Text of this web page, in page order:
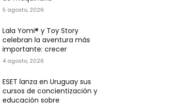
5 agosto, 2026
Lala Yomi® y Toy Story
celebran la aventura más
importante: crecer
4 agosto, 2026
ESET lanza en Uruguay sus
cursos de concientización y
educación sobre